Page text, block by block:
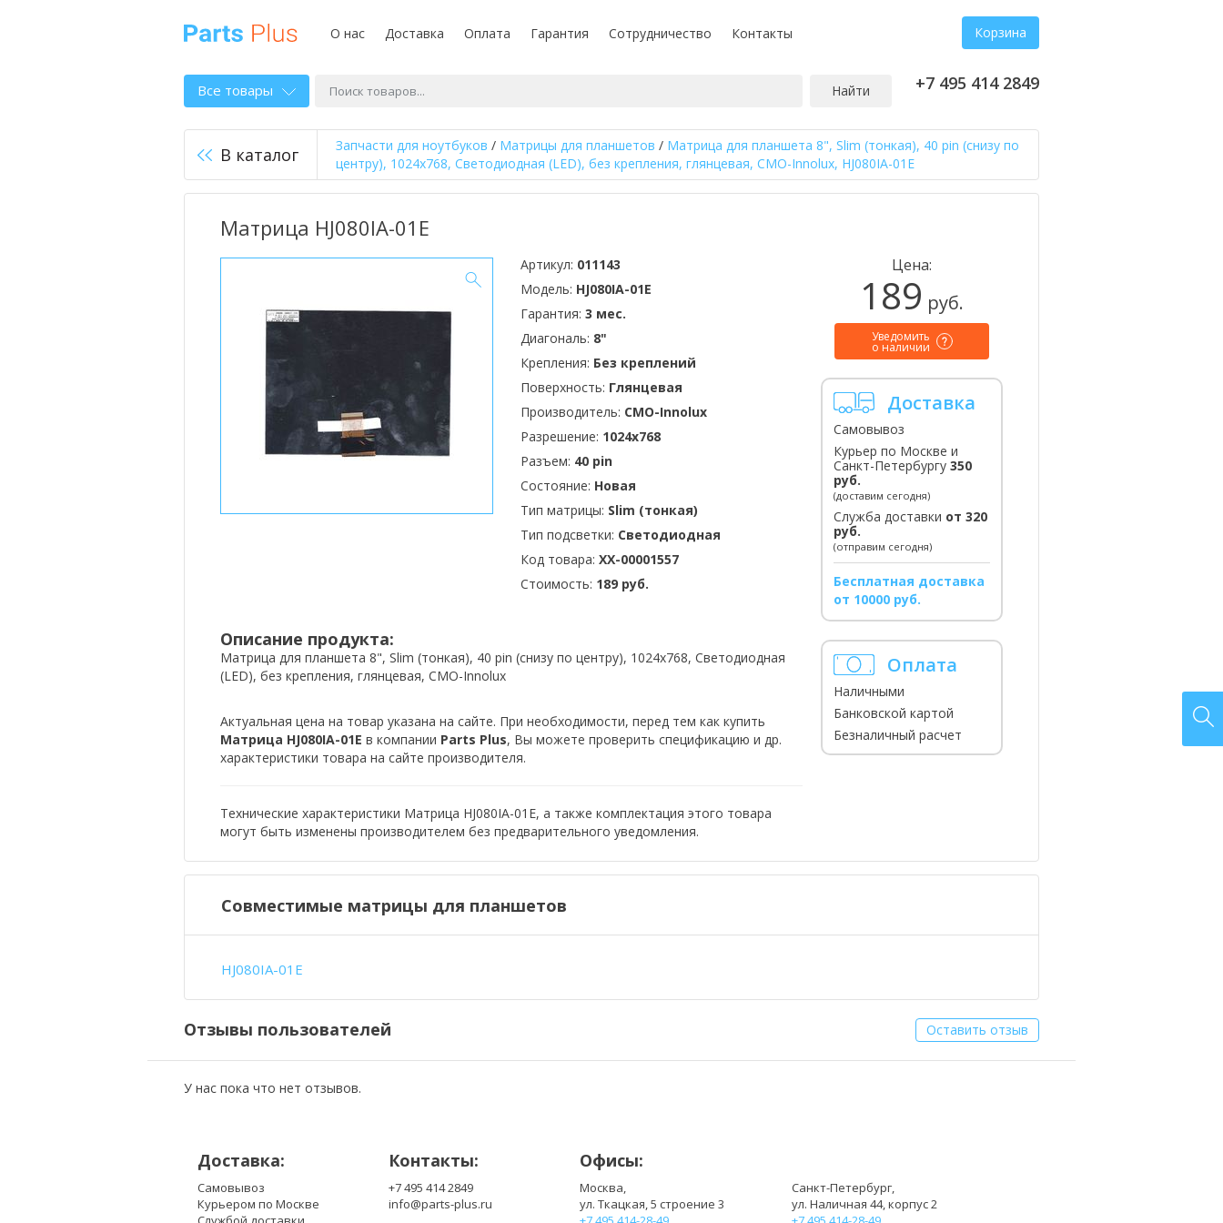
О нас Доставка Оплата Гарантия Сотрудничество Контакты Корзина
Все товары Найти +7 495 414 2849
В каталог Запчасти для ноутбуков / Матрицы для планшетов / Матрица для планшета 8", Slim (тонкая), 40 pin (снизу по
центру), 1024x768, Светодиодная (LED), без крепления, глянцевая, CMO-Innolux, HJ080IA-01E
Матрица HJ080IA-01E
Артикул: 011143
Модель: HJ080IA-01E
Гарантия: 3 мес.
Диагональ: 8"
Крепления: Без креплений
Поверхность: Глянцевая
Производитель: CMO-Innolux
Разрешение: 1024x768
Разъем: 40 pin
Состояние: Новая
Тип матрицы: Slim (тонкая)
Тип подсветки: Светодиодная
Код товара: XX-00001557
Стоимость: 189 руб.
Описание продукта:
Матрица для планшета 8", Slim (тонкая), 40 pin (снизу по центру), 1024x768, Светодиодная
(LED), без крепления, глянцевая, CMO-Innolux
Актуальная цена на товар указана на сайте. При необходимости, перед тем как купить
Матрица HJ080IA-01E в компании Parts Plus, Вы можете проверить спецификацию и др.
характеристики товара на сайте производителя.
Технические характеристики Матрица HJ080IA-01E, а также комплектация этого товара
могут быть изменены производителем без предварительного уведомления.
Цена:
189 руб.
Уведомить
о наличии
Доставка
Самовывоз
Курьер по Москве и
Санкт-Петербургу 350
руб.
(доставим сегодня)
Служба доставки от 320
руб.
(отправим сегодня)
Бесплатная доставка
от 10000 руб.
Оплата
Наличными
Банковской картой
Безналичный расчет
Совместимые матрицы для планшетов
HJ080IA-01E
Отзывы пользователей Оставить отзыв
У нас пока что нет отзывов.
Доставка:
Самовывоз
Курьером по Москве
Контакты:
+7 495 414 2849
info@parts-plus.ru
Офисы:
Москва,
ул. Ткацкая, 5 строение 3
Санкт-Петербург,
ул. Наличная 44, корпус 2